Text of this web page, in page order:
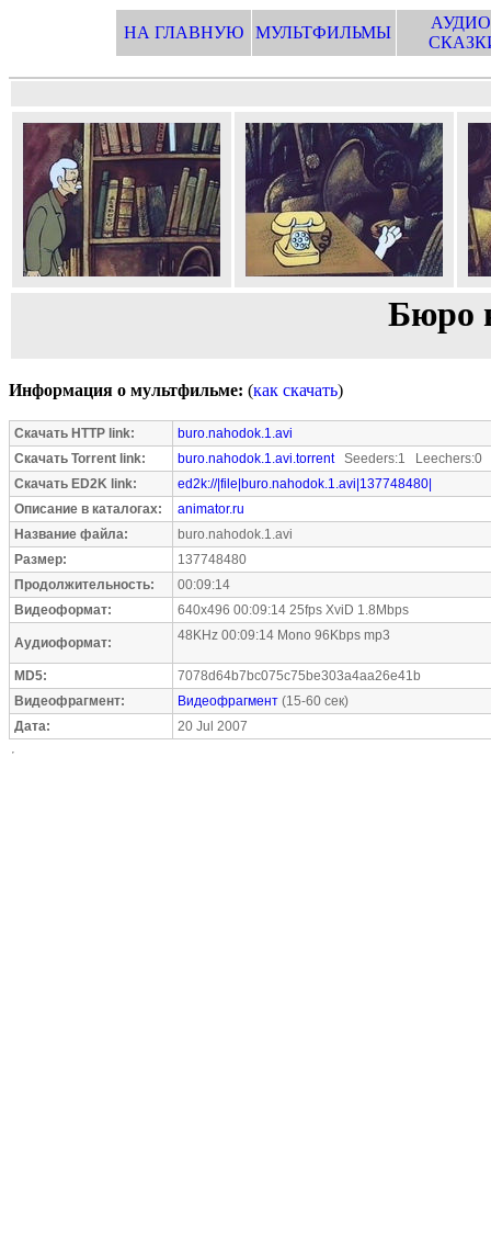
НА ГЛАВНУЮ МУЛЬТФИЛЬМЫ
Бюро
Информация о мультфильме: (как скачать)
Скачать HTTP link:
buro.nahodok.1.avi
Скачать Torrent link:
buro.nahodok.1.avi.torrentSeeders:1 Leechers:0
Скачать ED2K link:
ed2k://|file|buro.nahodok.1.avi|137748480|
Описание в каталогах:
animator.ru
Название файла:
buro.nahodok.1.avi
Размер:
137748480
Продолжительность:
00:09:14
Видеоформат:
640x496 00:09:14 25fps XviD 1.8Mbps
Аудиоформат: 48KHz 00:09:14 Mono 96Kbps mp3
MD5:
7078d64b7bc075c75be303a4aa26e41b
Видеофрагмент:
Видеофрагмент (15-60 сек)
Дата:
20 Jul 2007